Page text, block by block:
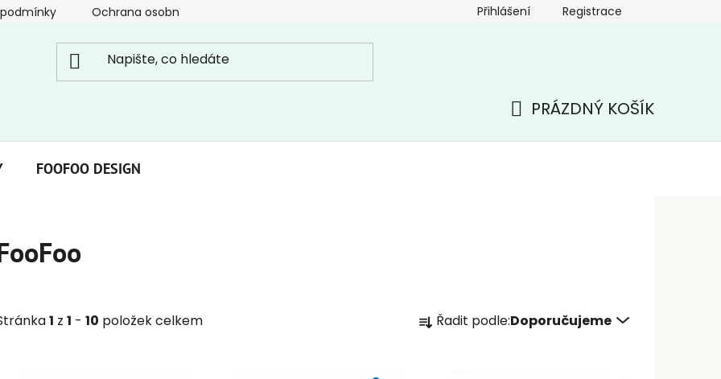
Ochrana osobních údajů Přihlášení Registrace
PRÁZDNÝ KOŠÍK
FOOFOO DESIGN
1 z 1 - 10 položek celkem
a Řadit podle:Doporučujeme